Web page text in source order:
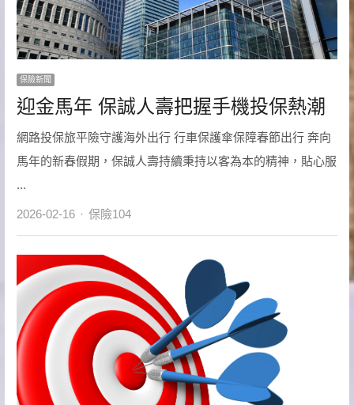
保險新聞
迎金馬年 保誠人壽把握手機投保熱潮
網路投保旅平險守護海外出行 行車保護傘保障春節出行 奔向
馬年的新春假期，保誠人壽持續秉持以客為本的精神，貼心服
...
2026-02-16 Author
保險104